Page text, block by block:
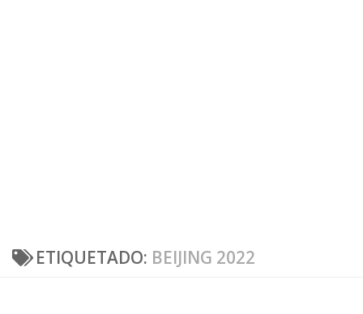
ETIQUETADO: BEIJING 2022